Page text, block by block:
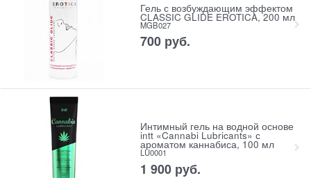
Гель с возбуждающим эффектом
CLASSIC GLIDE EROTICA, 200 мл
MGB027
700 руб.
Интимный гель на водной основе
intt «Cannabi Lubricants» с
ароматом каннабиса, 100 мл
LU0001
1 900 руб.